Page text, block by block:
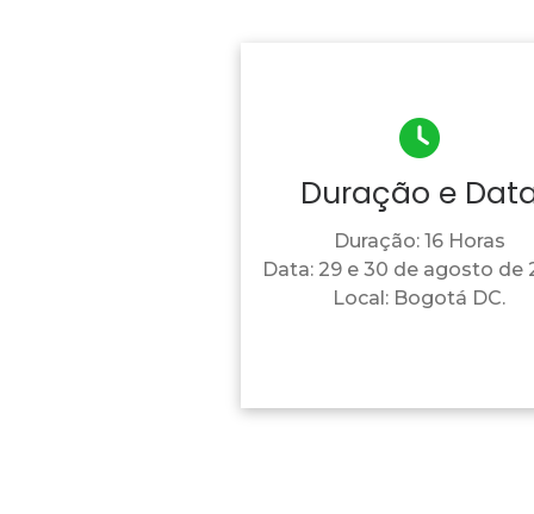
Duração e
Duração: 16 Horas
Data: 29 e 30 de agosto de
Local: Bogotá DC.